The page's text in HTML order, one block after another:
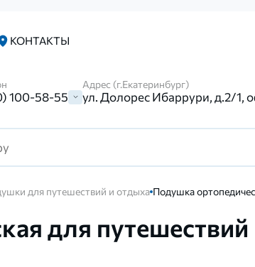
КОНТАКТЫ
100-58-55
Адрес (г.Екатеринбург)
ул. Долорес Ибаррури, д.2/1,
для путешествий и отдыха Подушка
для путешествий